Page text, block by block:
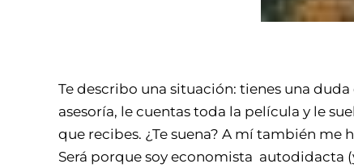
Te describo una situación: tienes una
asesoría, le cuentas toda la película y le
que recibes. ¿Te suena? A mí también me
Será porque soy economista autodidacta